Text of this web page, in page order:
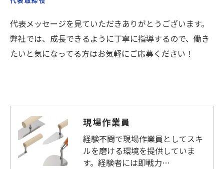
代表メッセージを見ていただきありがとうございます。
弊社では、成長できるように丁寧に指導するので、働き
たいと気になってる方はお気軽にご応募ください！
現場作業員
経験不問で現場作業員としてスキ
ルを磨ける環境を提供していま
す。経験者には即戦力…